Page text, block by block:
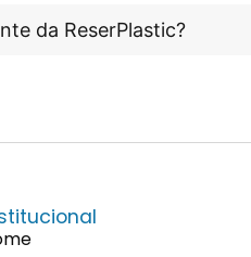
da ReserPlastic?